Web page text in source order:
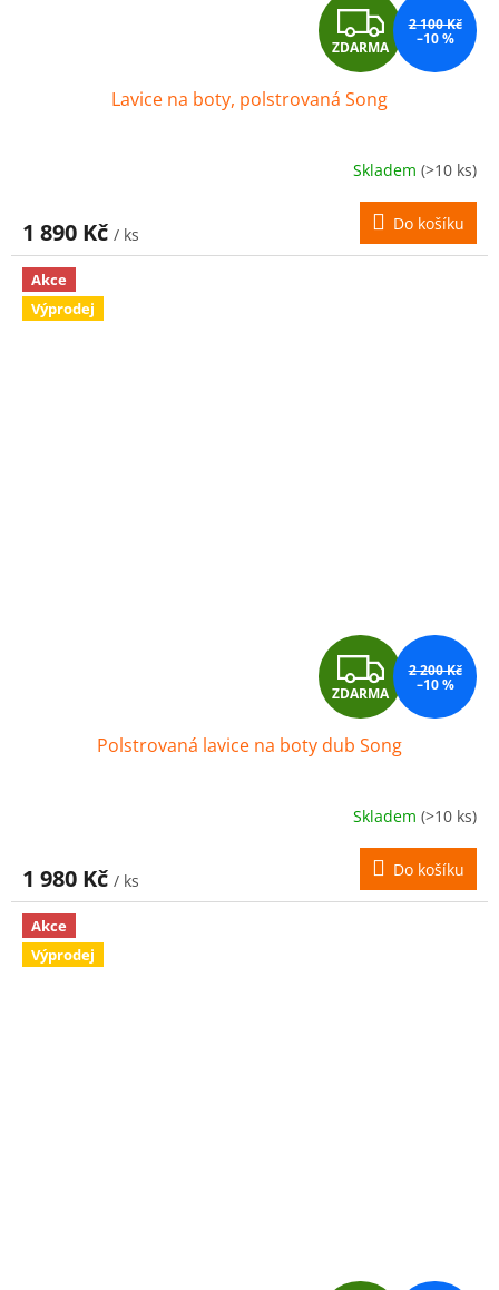
Z
D
A
R
M
A
ZDARMA
2 100 Kč
–10 %
Lavice na boty, polstrovaná Song
Skladem (>10 ks)
1 890 Kč / ks
Do košíku
Akce
Výprodej
Z
D
A
R
M
A
ZDARMA
2 200 Kč
–10 %
Polstrovaná lavice na boty dub Song
Skladem (>10 ks)
1 980 Kč / ks
Do košíku
Akce
Výprodej